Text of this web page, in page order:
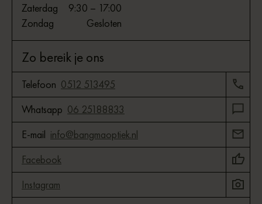
Zaterdag
9:30 – 17:00
Zondag
Gesloten
Zo bereik je ons
Telefoon 0512 513495
Whatsapp 06 25188833
E-mail info@bangmaoptiek.nl
Facebook
Instagram